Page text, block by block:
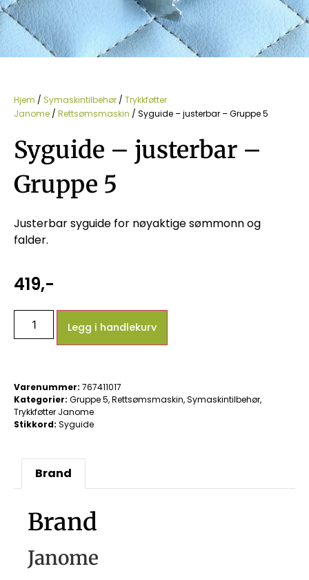
Hjem / Symaskintilbehør / Trykkføtter
Janome / Rettsømsmaskin / Syguide – justerbar – Gruppe 5
Syguide – justerbar –
Gruppe 5
Justerbar syguide for nøyaktige sømmonn og
falder.
419,-
Legg i handlekurv
Varenummer: 767411017
Kategorier: Gruppe 5,Rettsømsmaskin,Symaskintilbehør,
Trykkføtter Janome
Stikkord: Syguide
Brand
Brand
Janome